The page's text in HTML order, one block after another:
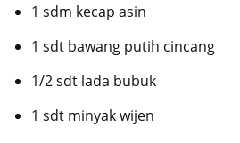
1 sdm kecap asin
1 sdt bawang putih cincang
1/2 sdt lada bubuk
1 sdt minyak wijen